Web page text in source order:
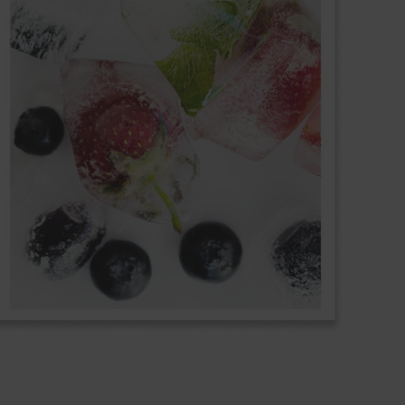
e elevada
de conservação e/ou
equipamento.